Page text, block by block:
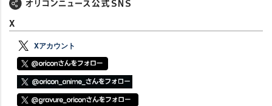
X
Xアカウント